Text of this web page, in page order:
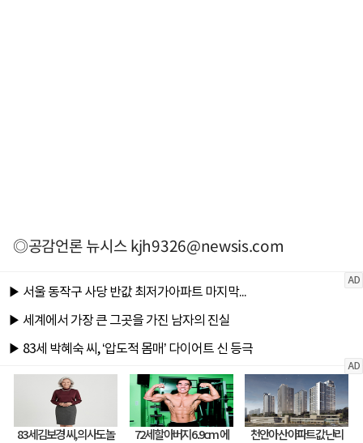
◎공감언론 뉴시스kjh9326@newsis.com